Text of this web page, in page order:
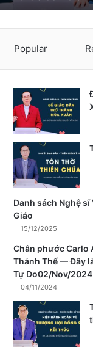
Popular
Danh sách Nghệ
Giáo
15/12/2025
Chân phước Carlo
Thánh Thể — Đây
Tự Do02/Nov/2024
04/11/2024